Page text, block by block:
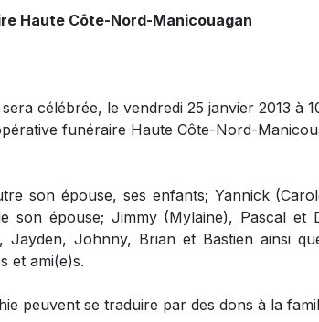
Haute Côte-Nord-Manicouagan
célébrée, le vendredi 25 janvier 2013 à
funéraire Haute Côte-Nord-
son épouse, ses enfants; Yannick
son épouse; Jimmy (Mylaine), Pascal et
Jayden, Johnny, Brian et Bastien ainsi
et ami(e)s.
peuvent se traduire par des dons à la